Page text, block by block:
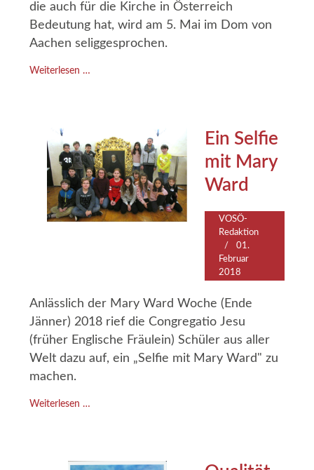
die auch für die Kirche in Österreich
Bedeutung hat, wird am 5. Mai im Dom von
Aachen seliggesprochen.
Weiterlesen …
Ein Selfie
mit Mary
Ward
VOSÖ-
Redaktion
01.
Februar
2018
Anlässlich der Mary Ward Woche (Ende
Jänner) 2018 rief die Congregatio Jesu
(früher Englische Fräulein) Schüler aus aller
Welt dazu auf, ein „Selfie mit Mary Ward" zu
machen.
Weiterlesen …